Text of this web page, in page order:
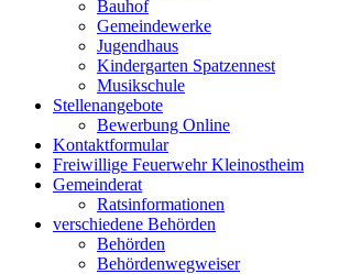
Bauhof
Gemeindewerke
Jugendhaus
Kindergarten Spatzennest
Musikschule
Stellenangebote
Bewerbung Online
Kontaktformular
Freiwillige Feuerwehr Kleinostheim
Gemeinderat
Ratsinformationen
verschiedene Behörden
Behörden
Behördenwegweiser